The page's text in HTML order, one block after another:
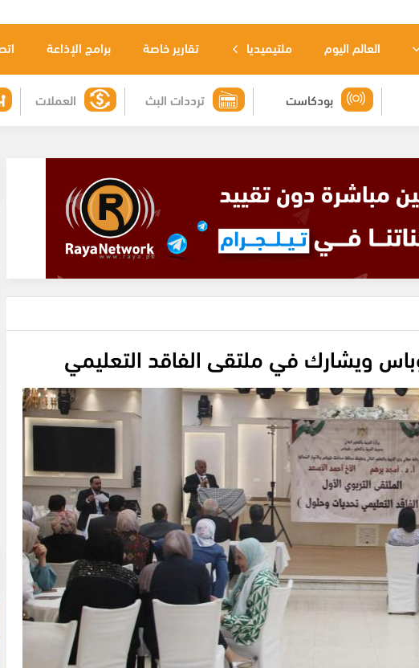
العالم اليوم ملتيميديا تقارير خاصة برامج الإذاعة
العملات ترددات البث بودكاست
ويشارك في ملتقى الفاقد التعليمي